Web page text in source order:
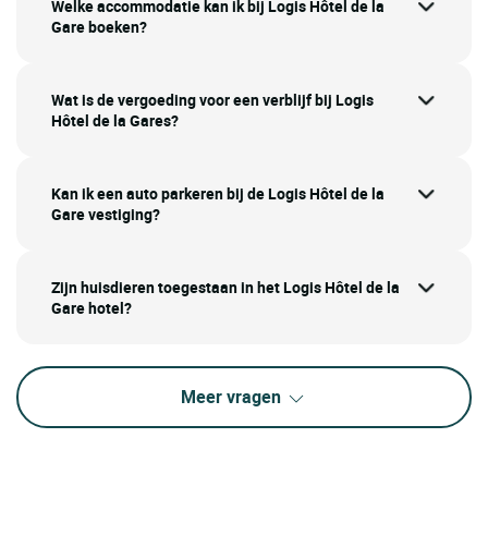
Welke accommodatie kan ik bij Logis Hôtel de la
Gare boeken?
Wat is de vergoeding voor een verblijf bij Logis
Hôtel de la Gares?
Kan ik een auto parkeren bij de Logis Hôtel de la
Gare vestiging?
Zijn huisdieren toegestaan in het Logis Hôtel de la
Gare hotel?
Meer vragen